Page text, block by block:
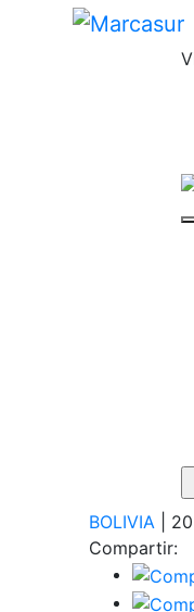
BOLIVIA |
Compartir: